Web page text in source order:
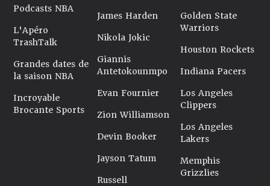
Podcasts NBA
L'Apéro
TrashTalk
Grandes dates de
la saison NBA
Incroyable
Brocante Sports
James Harden
Nikola Jokic
Giannis
Antetokounmpo
Evan Fournier
Zion Williamson
Devin Booker
Jayson Tatum
Russell
Golden State
Warriors
Houston Rockets
Indiana Pacers
Los Angeles
Clippers
Los Angeles
Lakers
Memphis
Grizzlies